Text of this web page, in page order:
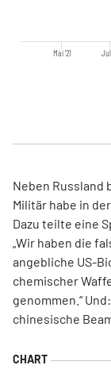
Mai '21 Jul
Neben Russland
Militär habe in
Dazu teilte eine
„Wir haben die
angebliche US-
chemischer
genommen.“
chinesische